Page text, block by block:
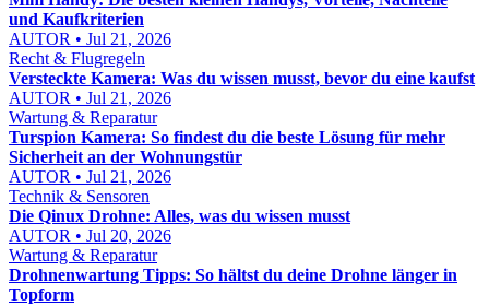
und Kaufkriterien
AUTOR • Jul 21, 2026
Recht & Flugregeln
Versteckte Kamera: Was du wissen musst, bevor du eine kaufst
AUTOR • Jul 21, 2026
Wartung & Reparatur
Turspion Kamera: So findest du die beste Lösung für mehr
Sicherheit an der Wohnungstür
AUTOR • Jul 21, 2026
Technik & Sensoren
Die Qinux Drohne: Alles, was du wissen musst
AUTOR • Jul 20, 2026
Wartung & Reparatur
Drohnenwartung Tipps: So hältst du deine Drohne länger in
Topform